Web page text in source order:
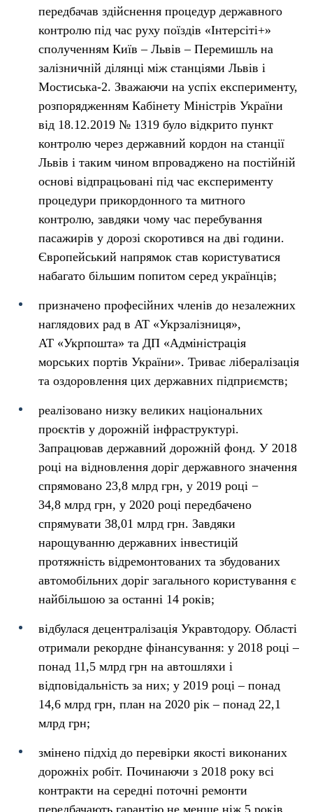
передбачав здійснення процедур державного
контролю під час руху поїздів «Інтерсіті+»
сполученням Київ – Львів – Перемишль на
залізничній ділянці між станціями Львів і
Мостиська-2. Зважаючи на успіх експерименту,
розпорядженням Кабінету Міністрів України
від 18.12.2019 № 1319 було відкрито пункт
контролю через державний кордон на станції
Львів і таким чином впроваджено на постійній
основі відпрацьовані під час експерименту
процедури прикордонного та митного
контролю, завдяки чому час перебування
пасажирів у дорозі скоротився на дві години.
Європейський напрямок став користуватися
набагато більшим попитом серед українців;
призначено професійних членів до незалежних
наглядових рад в АТ «Укрзалізниця»,
АТ «Укрпошта» та ДП «Адміністрація
морських портів України». Триває лібералізація
та оздоровлення цих державних підприємств;
реалізовано низку великих національних
проєктів у дорожній інфраструктурі.
Запрацював державний дорожній фонд. У 2018
році на відновлення доріг державного значення
спрямовано 23,8 млрд грн, у 2019 році −
34,8 млрд грн, у 2020 році передбачено
спрямувати 38,01 млрд грн. Завдяки
нарощуванню державних інвестицій
протяжність відремонтованих та збудованих
автомобільних доріг загального користування є
найбільшою за останні 14 років;
відбулася децентралізація Укравтодору. Області
отримали рекордне фінансування: у 2018 році –
понад 11,5 млрд грн на автошляхи і
відповідальність за них; у 2019 році – понад
14,6 млрд грн, план на 2020 рік – понад 22,1
млрд грн;
змінено підхід до перевірки якості виконаних
дорожніх робіт. Починаючи з 2018 року всі
контракти на середні поточні ремонти
передбачають гарантію не менше ніж 5 років,